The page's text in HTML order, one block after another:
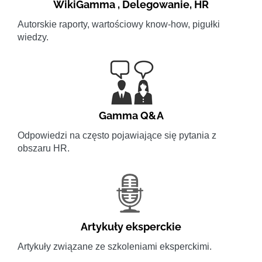
WikiGamma , Delegowanie, HR
Autorskie raporty, wartościowy know-how, pigułki
wiedzy.
Gamma Q&A
Odpowiedzi na często pojawiające się pytania z
obszaru HR.
Artykuły eksperckie
Artykuły związane ze szkoleniami eksperckimi.